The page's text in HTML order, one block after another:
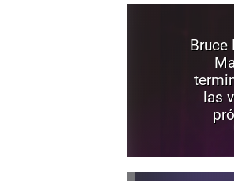
Bruce
las